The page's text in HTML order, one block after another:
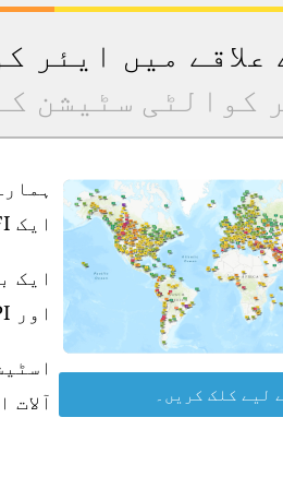
علاقے میں ایئر
کوالٹی سٹیشن
ایک WIFI ایکسیس پوائنٹ اور USB کے موافق پاور سپلائی کی ضرورت ہے۔
ایک
اور API کے ذریعے فوری طور پر دستیاب ہو جاتی ہے۔
لیے کلک کریں۔